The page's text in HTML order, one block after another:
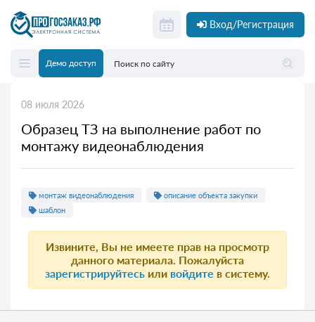
Вход/Регистрация
Демо доступ
08 июля 2026
Образец ТЗ на выполнение работ по
монтажу видеонаблюдения
монтаж видеонаблюдения
описание объекта закупки
шаблон
Извините, Вы не имеете прав на просмотр
данного материала. Пожалуйста
зарегистрируйтесь или войдите в систему.